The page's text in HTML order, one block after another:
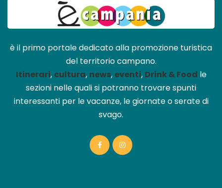
è il primo portale dedicato alla promozione turistica
del territorio campano.
Itinerari, cultura, news, eventi, Drink & Food le
sezioni nelle quali si potranno trovare spunti
interessanti per le vacanze, le giornate o serate di
svago.